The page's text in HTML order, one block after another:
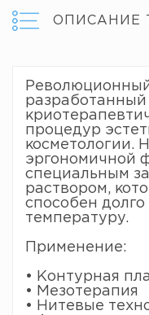
ОПИСАНИЕ
разработанный
процедур
косметологии.
эргономичной
специальным
раствором,
способен
температуру.
Применение:
• Контурная
• Мезотерапия
• Нитевые